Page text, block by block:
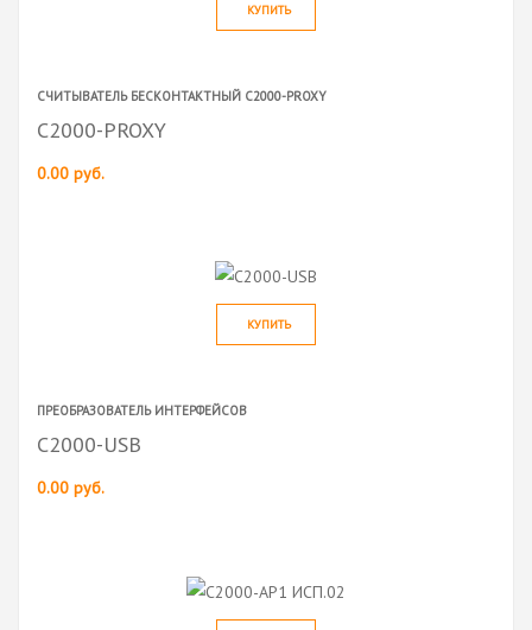
КУПИТЬ
СЧИТЫВАТЕЛЬ БЕСКОНТАКТНЫЙ С2000-PROXY
С2000-PROXY
0.00 руб.
КУПИТЬ
ПРЕОБРАЗОВАТЕЛЬ ИНТЕРФЕЙСОВ
С2000-USB
0.00 руб.